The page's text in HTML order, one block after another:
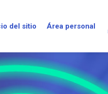
del sitio Área personal